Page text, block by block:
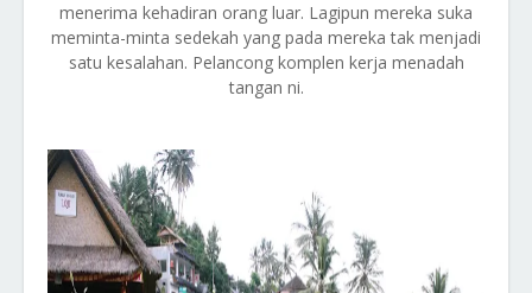
menerima kehadiran orang luar. Lagipun mereka suka
meminta-minta sedekah yang pada mereka tak menjadi
satu kesalahan. Pelancong komplen kerja menadah
tangan ni.